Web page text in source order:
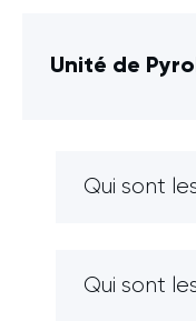
Unité de
Qui sont
Qui sont